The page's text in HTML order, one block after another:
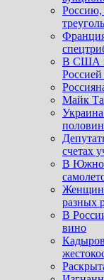
В США
Майк
счетах
В Южной
разных
В
вино